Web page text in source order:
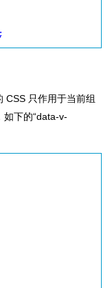
CSS 只作用于当前组
下的“data-v-